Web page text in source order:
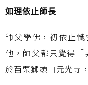
如理依止師長
師父學佛，初依止
他，師父都只覺得「
於苗栗獅頭山元光寺